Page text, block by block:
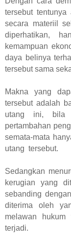
tersebut
secara materiil
diperhatikan,
kemampuan
daya belinya
tersebut sama
Makna yang
tersebut adalah
utang ini, bila
pertambahan
semata-mata
utang tersebut.
Sedangkan
kerugian yang
sebanding
diterima oleh
melawan
terjadi.